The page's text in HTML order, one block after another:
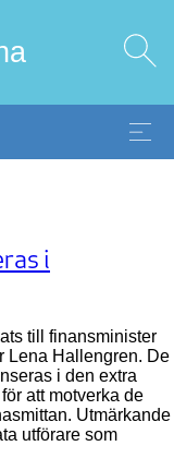
i
till finansminister
Lena Hallengren. De
i den extra
att motverka de
Utmärkande
utförare som